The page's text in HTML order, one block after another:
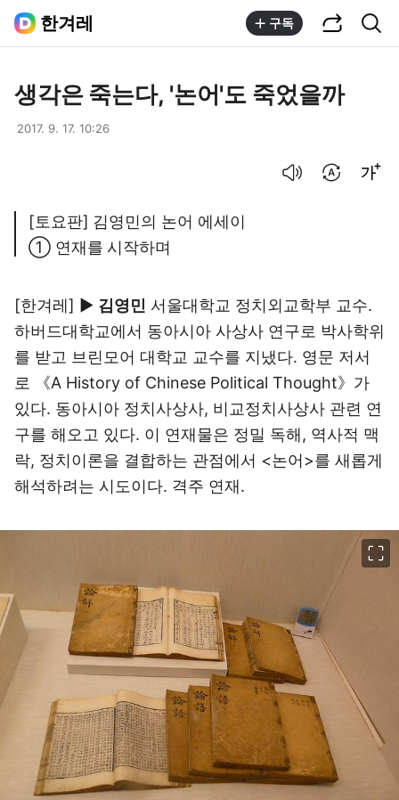
한겨레 구독
생각은 죽는다, '논어'도 죽었을까
2017. 9. 17. 10:26
[토요판] 김영민의 논어 에세이
① 연재를 시작하며
[한겨레] ▶ 김영민 서울대학교 정치외교학부 교수.
하버드대학교에서 동아시아 사상사 연구로 박사학위
를 받고 브린모어 대학교 교수를 지냈다. 영문 저서
로 《A History of Chinese Political Thought》가
있다. 동아시아 정치사상사, 비교정치사상사 관련 연
구를 해오고 있다. 이 연재물은 정밀 독해, 역사적 맥
락, 정치이론을 결합하는 관점에서 <논어>를 새롭게
해석하려는 시도이다. 격주 연재.